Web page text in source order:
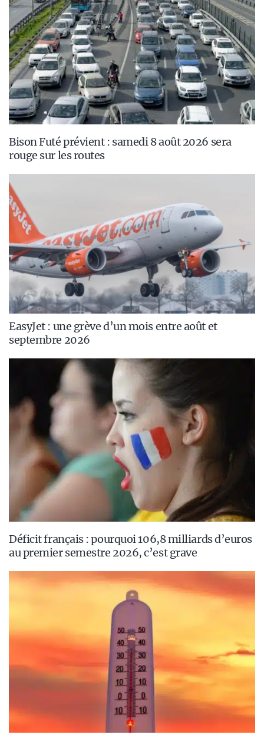
Bison Futé prévient : samedi 8 août 2026 sera
rouge sur les routes
EasyJet : une grève d’un mois entre août et
septembre 2026
Déficit français : pourquoi 106,8 milliards d’euros
au premier semestre 2026, c’est grave